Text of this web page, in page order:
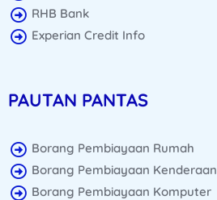
RHB Bank
Experian Credit Info
PAUTAN PANTAS
Borang Pembiayaan Rumah
Borang Pembiayaan Kenderaan
Borang Pembiayaan Komputer